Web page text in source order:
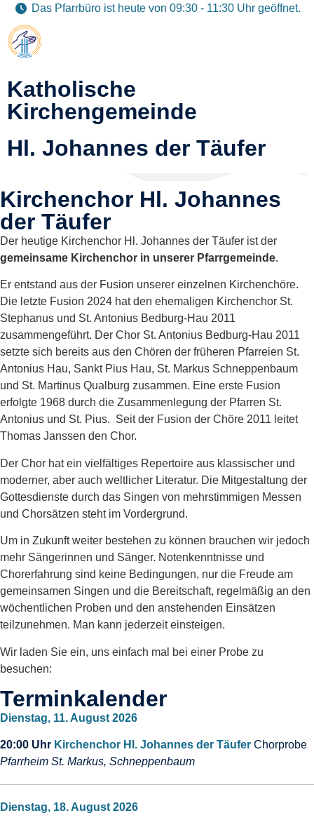
Das Pfarrbüro ist heute von 09:30 - 11:30 Uhr geöffnet.
Katholische
Kirchengemeinde
Hl. Johannes der Täufer
Kirchenchor Hl. Johannes
der Täufer
Der heutige Kirchenchor Hl. Johannes der Täufer ist der
gemeinsame Kirchenchor in unserer Pfarrgemeinde.
Er entstand aus der Fusion unserer einzelnen Kirchenchöre.
Die letzte Fusion 2024 hat den ehemaligen Kirchenchor St.
Stephanus und St. Antonius Bedburg-Hau 2011
zusammengeführt. Der Chor St. Antonius Bedburg-Hau 2011
setzte sich bereits aus den Chören der früheren Pfarreien St.
Antonius Hau, Sankt Pius Hau, St. Markus Schneppenbaum
und St. Martinus Qualburg zusammen. Eine erste Fusion
erfolgte 1968 durch die Zusammenlegung der Pfarren St.
Antonius und St. Pius. Seit der Fusion der Chöre 2011 leitet
Thomas Janssen den Chor.
Der Chor hat ein vielfältiges Repertoire aus klassischer und
moderner, aber auch weltlicher Literatur. Die Mitgestaltung der
Gottesdienste durch das Singen von mehrstimmigen Messen
und Chorsätzen steht im Vordergrund.
Um in Zukunft weiter bestehen zu können brauchen wir jedoch
mehr Sängerinnen und Sänger. Notenkenntnisse und
Chorerfahrung sind keine Bedingungen, nur die Freude am
gemeinsamen Singen und die Bereitschaft, regelmäßig an den
wöchentlichen Proben und den anstehenden Einsätzen
teilzunehmen. Man kann jederzeit einsteigen.
Wir laden Sie ein, uns einfach mal bei einer Probe zu
besuchen:
Terminkalender
Dienstag, 11. August 2026
20:00 Uhr Kirchenchor Hl. Johannes der Täufer Chorprobe
Pfarrheim St. Markus, Schneppenbaum
Dienstag, 18. August 2026